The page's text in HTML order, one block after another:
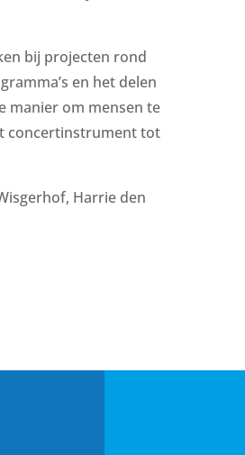
bij projecten rond
en het delen
manier om mensen te
concertinstrument tot
Harrie den